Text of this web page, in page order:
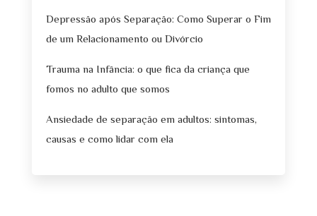
Depressão após Separação: Como Superar o Fim
de um Relacionamento ou Divórcio
Trauma na Infância: o que fica da criança que
fomos no adulto que somos
Ansiedade de separação em adultos: sintomas,
causas e como lidar com ela